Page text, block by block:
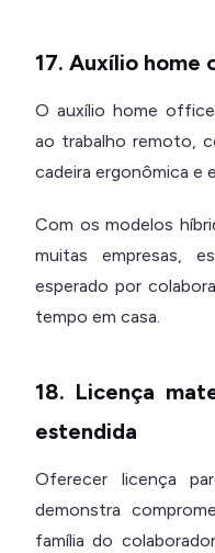
17. Auxílio home
O auxílio home
ao trabalho remoto,
cadeira ergonômica e
Com os modelos
muitas empresas,
esperado por
tempo em casa.
18. Licença
estendida
Oferecer licença
demonstra
família do